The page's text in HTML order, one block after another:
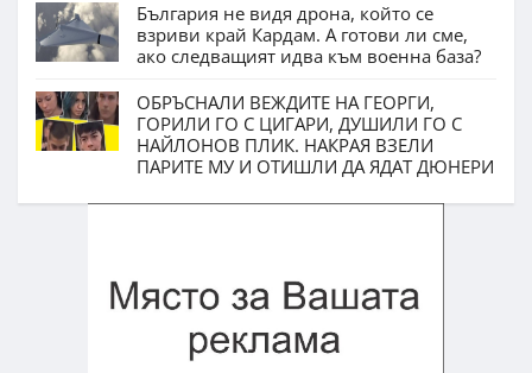
България не видя дрона, който се
взриви край Кардам. А готови ли сме,
ако следващият идва към военна база?
ОБРЪСНАЛИ ВЕЖДИТЕ НА ГЕОРГИ,
ГОРИЛИ ГО С ЦИГАРИ, ДУШИЛИ ГО С
НАЙЛОНОВ ПЛИК. НАКРАЯ ВЗЕЛИ
ПАРИТЕ МУ И ОТИШЛИ ДА ЯДАТ ДЮНЕРИ